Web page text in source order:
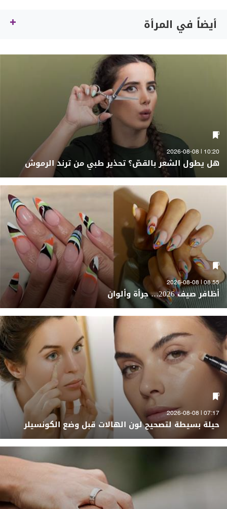
أيضاً في المرأة
10:20 | 2026-08-08
هل يطول الشعر بالقصّ؟ تحذير طبي من ترند الرموش
08:55 | 2026-08-08
أظافر صيف 2026… جرأة وألوان
07:17 | 2026-08-08
حيلة بسيطة لتصحيح لون الهالات قبل وضع الكونسيلر